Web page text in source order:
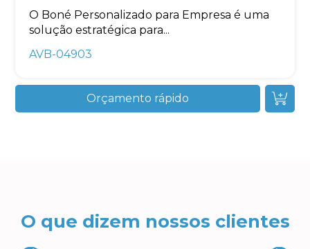
O Boné Personalizado para Empresa é uma
solução estratégica para...
AVB-04903
Orçamento rápido
O que dizem nossos clientes